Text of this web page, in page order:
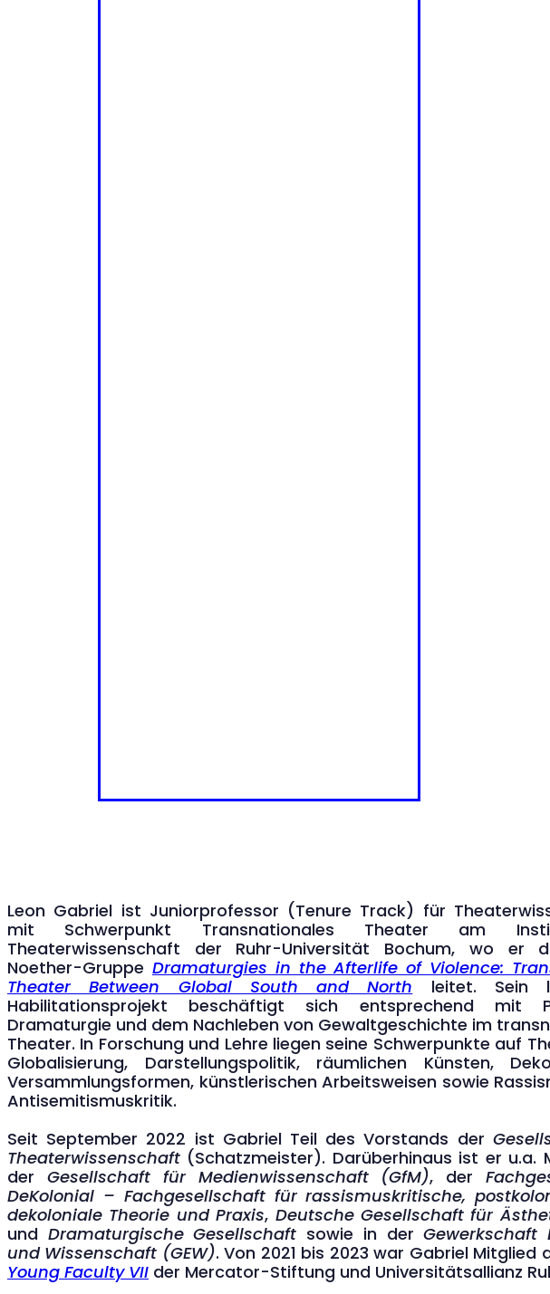
Leon Gabriel ist Juniorprofessor (Tenure Track) für
mit Schwerpunkt Transnationales Theater am
Theaterwissenschaft der Ruhr-Universität Bochum, wo er
Noether-Gruppe Dramaturgies in the Afterlife of Violence:
Theater Between Global South and North leitet. Sein
Habilitationsprojekt beschäftigt sich entsprechend mit
Dramaturgie und dem Nachleben von Gewaltgeschichte im
Theater. In Forschung und Lehre liegen seine Schwerpunkte auf
Globalisierung, Darstellungspolitik, räumlichen Künsten,
Versammlungsformen, künstlerischen Arbeitsweisen sowie
Antisemitismuskritik.
Seit September 2022 ist Gabriel Teil des Vorstands der
Theaterwissenschaft (Schatzmeister). Darüberhinaus ist er u.a.
der Gesellschaft für Medienwissenschaft (GfM), der
DeKolonial – Fachgesellschaft für rassismuskritische,
dekoloniale Theorie und Praxis, Deutsche Gesellschaft für
und Dramaturgische Gesellschaft sowie in derGewerkschaft
und Wissenschaft (GEW). Von 2021 bis 2023 war Gabriel Mitglied
Young Faculty VII der Mercator-Stiftung und Universitätsallianz